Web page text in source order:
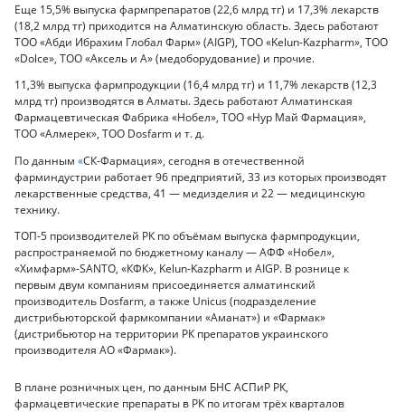
Еще 15,5% выпуска фармпрепаратов (22,6 млрд тг) и 17,3% лекарств
(18,2 млрд тг) приходится на Алматинскую область. Здесь работают
ТОО «Абди Ибрахим Глобал Фарм» (AIGP), ТОО «Kelun-Kazpharm», ТОО
«Dolce», ТОО «Аксель и А» (медоборудование) и прочие.
11,3% выпуска фармпродукции (16,4 млрд тг) и 11,7% лекарств (12,3
млрд тг) производятся в Алматы. Здесь работают Алматинская
Фармацевтическая Фабрика «Нобел», ТОО «Нур Май Фармация»,
ТОО «Алмерек», ТОО Dosfarm и т. д.
По данным «СК-Фармация», сегодня в отечественной
фарминдустрии работает 96 предприятий, 33 из которых производят
лекарственные средства, 41 — медизделия и 22 — медицинскую
технику.
ТОП-5 производителей РК по объёмам выпуска фармпродукции,
распространяемой по бюджетному каналу — АФФ «Нобел»,
«Химфарм»-SANTO, «КФК», Kelun-Kazpharm и AIGP. В рознице к
первым двум компаниям присоединяется алматинский
производитель Dosfarm, а также Unicus (подразделение
дистрибьюторской фармкомпании «Аманат») и «Фармак»
(дистрибьютор на территории РК препаратов украинского
производителя АО «Фармак»).
В плане розничных цен, по данным БНС АСПиР РК,
фармацевтические препараты в РК по итогам трёх кварталов